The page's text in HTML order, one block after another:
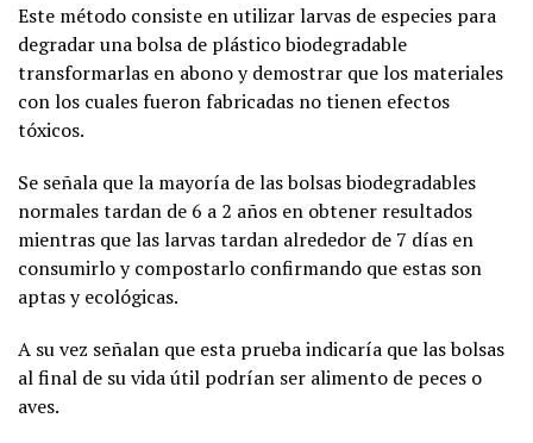
Este método consiste en utilizar larvas de especies para
degradar una bolsa de plástico biodegradable
transformarlas en abono y demostrar que los materiales
con los cuales fueron fabricadas no tienen efectos
tóxicos.
Se señala que la mayoría de las bolsas biodegradables
normales tardan de 6 a 2 años en obtener resultados
mientras que las larvas tardan alrededor de 7 días en
consumirlo y compostarlo confirmando que estas son
aptas y ecológicas.
A su vez señalan que esta prueba indicaría que las bolsas
al final de su vida útil podrían ser alimento de peces o
aves.